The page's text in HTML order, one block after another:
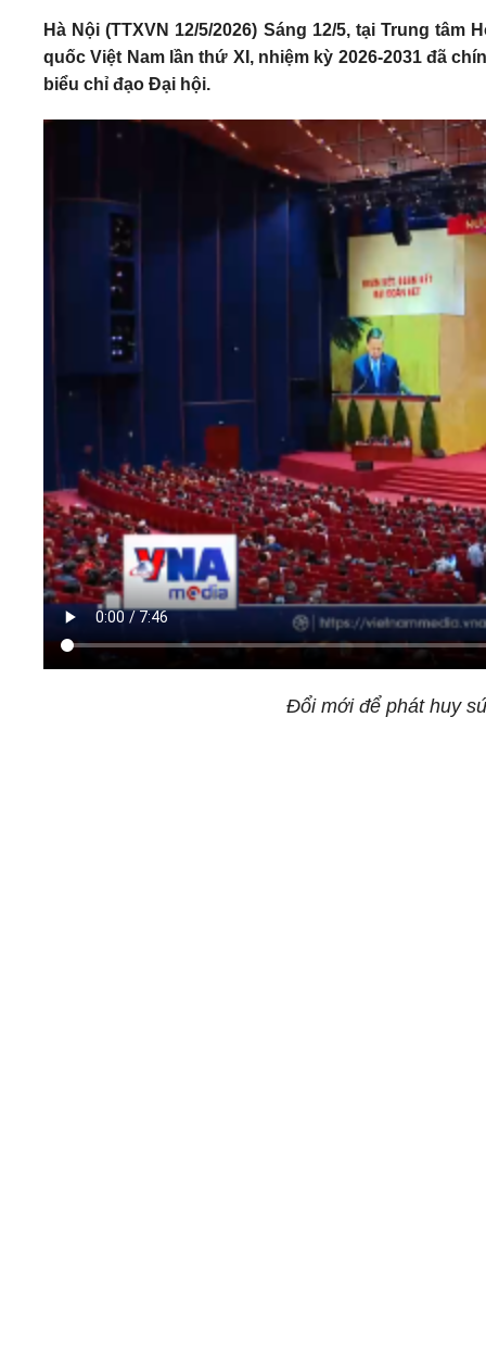
Hà Nội (TTXVN 12/5/2026) Sáng 12/5, tại Trung
quốc Việt Nam lần thứ XI, nhiệm kỳ 2026-2031 đã
biểu chỉ đạo Đại hội.
Đổi mới để phát huy